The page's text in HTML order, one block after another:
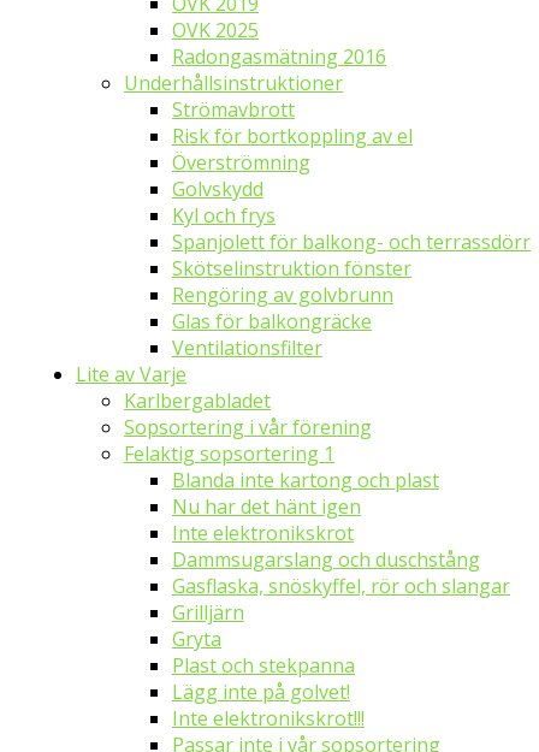
OVK 2025
Radongasmätning 2016
Underhållsinstruktioner
Strömavbrott
Risk för bortkoppling av el
Överströmning
Golvskydd
Kyl och frys
Spanjolett för balkong- och terrassdörr
Skötselinstruktion fönster
Rengöring av golvbrunn
Glas för balkongräcke
Ventilationsfilter
Lite av Varje
Karlbergabladet
Sopsortering i vår förening
Felaktig sopsortering 1
Blanda inte kartong och plast
Nu har det hänt igen
Inte elektronikskrot
Dammsugarslang och duschstång
Gasflaska, snöskyffel, rör och slangar
Grilljärn
Gryta
Plast och stekpanna
Lägg inte på golvet!
Inte elektronikskrot!!!
Passar inte i vår sopsortering